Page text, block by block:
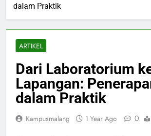
dalam Praktik
ARTIKEL
Dari Laboratorium
Lapangan:
dalam Praktik
Kampusmalang 1 Year Ago 0